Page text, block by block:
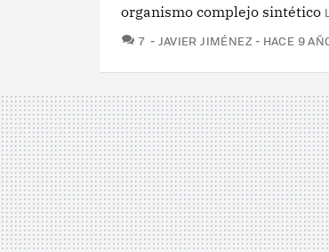
organismo complejo sintético
7 COMENTARIOS
JAVIER JIMÉNEZ HACE 9